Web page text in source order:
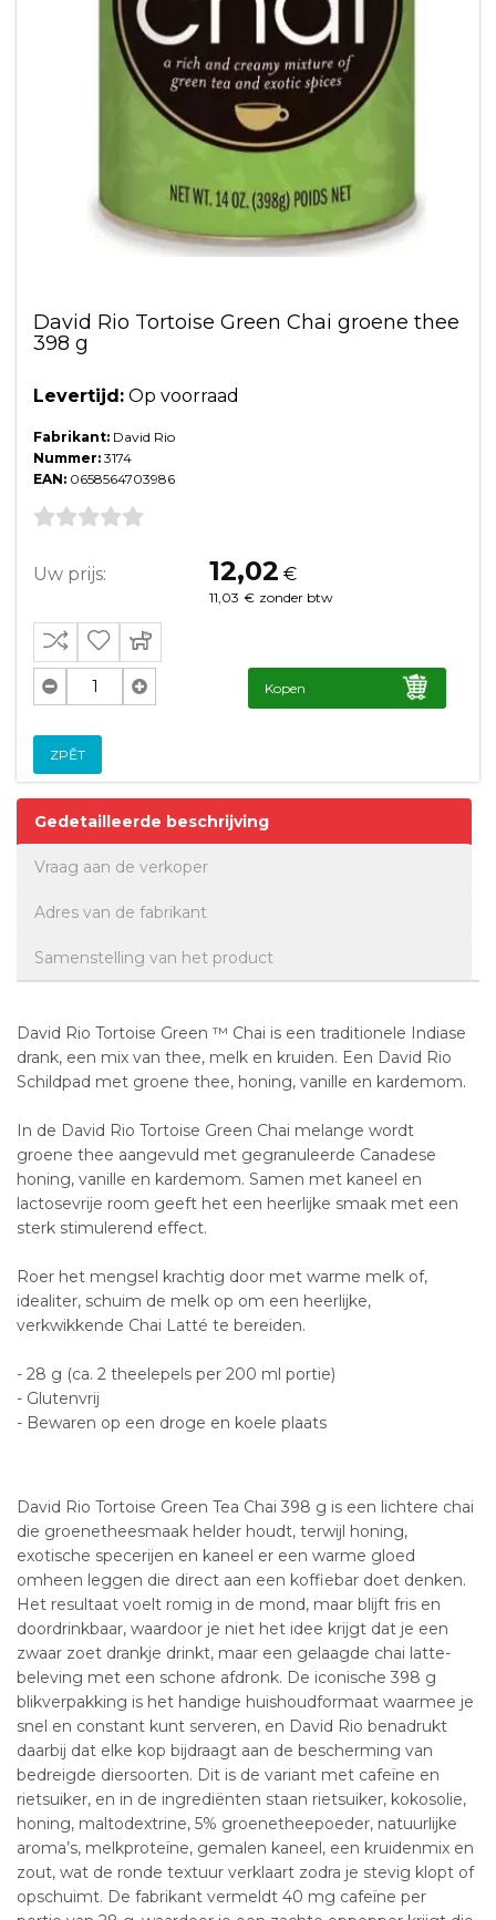
David Rio Tortoise Green Chai groene thee
398 g
Levertijd: Op voorraad
Fabrikant: David Rio
Nummer: 3174
EAN: 0658564703986
Uw prijs: 12,02 €
11,03 € zonder btw
Kopen
ZPĚT
Gedetailleerde beschrijving
Vraag aan de verkoper
Adres van de fabrikant
Samenstelling van het product
David Rio Tortoise Green ™ Chai is een traditionele Indiase
drank, een mix van thee, melk en kruiden. Een David Rio
Schildpad met groene thee, honing, vanille en kardemom.
In de David Rio Tortoise Green Chai melange wordt
groene thee aangevuld met gegranuleerde Canadese
honing, vanille en kardemom. Samen met kaneel en
lactosevrije room geeft het een heerlijke smaak met een
sterk stimulerend effect.
Roer het mengsel krachtig door met warme melk of,
idealiter, schuim de melk op om een heerlijke,
verkwikkende Chai Latté te bereiden.
- 28 g (ca. 2 theelepels per 200 ml portie)
- Glutenvrij
- Bewaren op een droge en koele plaats
David Rio Tortoise Green Tea Chai 398 g is een lichtere chai
die groenetheesmaak helder houdt, terwijl honing,
exotische specerijen en kaneel er een warme gloed
omheen leggen die direct aan een koffiebar doet denken.
Het resultaat voelt romig in de mond, maar blijft fris en
doordrinkbaar, waardoor je niet het idee krijgt dat je een
zwaar zoet drankje drinkt, maar een gelaagde chai latte-
beleving met een schone afdronk. De iconische 398 g
blikverpakking is het handige huishoudformaat waarmee je
snel en constant kunt serveren, en David Rio benadrukt
daarbij dat elke kop bijdraagt aan de bescherming van
bedreigde diersoorten. Dit is de variant met cafeïne en
rietsuiker, en in de ingrediënten staan rietsuiker, kokosolie,
honing, maltodextrine, 5% groenetheepoeder, natuurlijke
aroma’s, melkproteïne, gemalen kaneel, een kruidenmix en
zout, wat de ronde textuur verklaart zodra je stevig klopt of
opschuimt. De fabrikant vermeldt 40 mg cafeïne per